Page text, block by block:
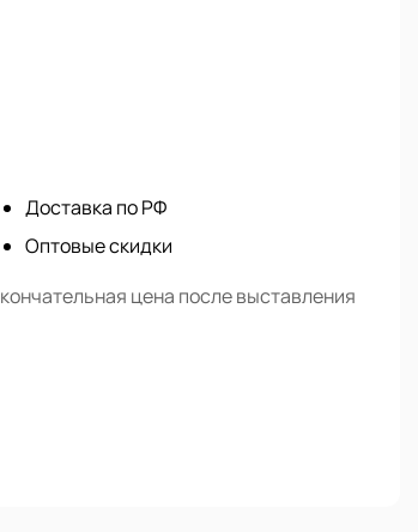
Доставка по РФ
Оптовые скидки
цена после выставления